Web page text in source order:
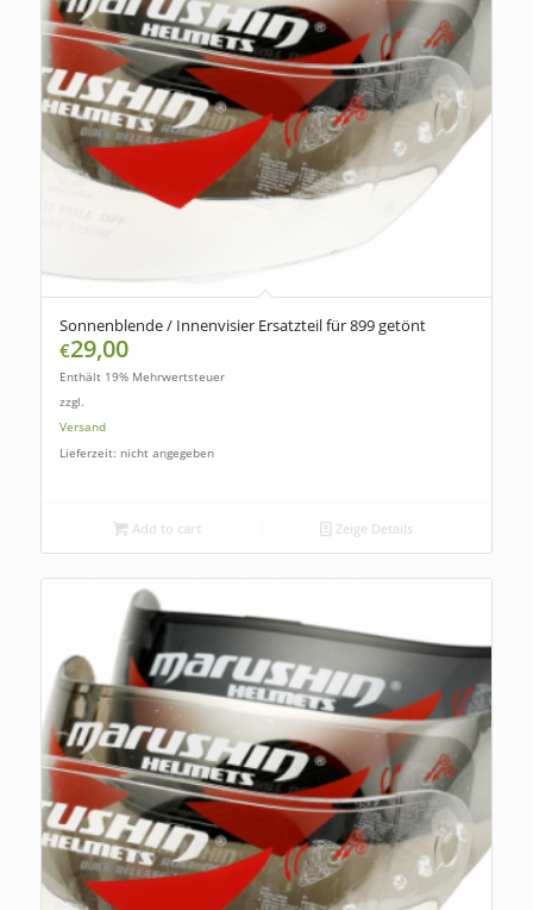
Sonnenblende / Innenvisier Ersatzteil für 899 getönt
€29,00
Enthält 19% Mehrwertsteuer
zzgl.
Versand
Lieferzeit: nicht angegeben
Add to cart Zeige Details